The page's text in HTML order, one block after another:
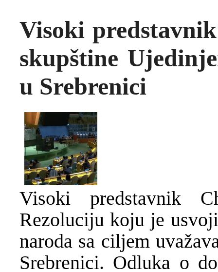
Visoki
skupštine
u Srebrenici
Visoki predstavnik
Rezoluciju koju je
naroda sa ciljem
Srebrenici. Odluka o